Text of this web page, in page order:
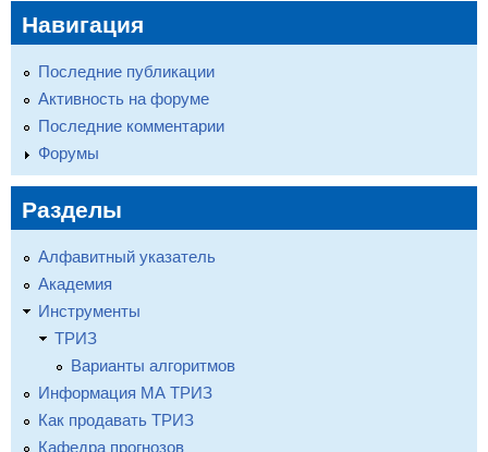
Навигация
Последние публикации
Активность на форуме
Последние комментарии
Форумы
Разделы
Алфавитный указатель
Академия
Инструменты
ТРИЗ
Варианты алгоритмов
Информация МА ТРИЗ
Как продавать ТРИЗ
Кафедра прогнозов